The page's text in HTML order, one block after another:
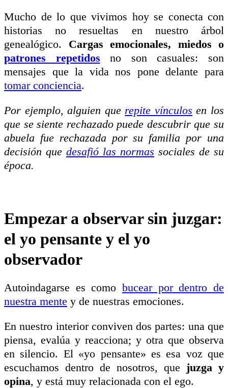
Mucho de lo que vivimos hoy se conecta con
historias no resueltas en nuestro árbol
genealógico. Cargas emocionales, miedos o
patrones repetidos no son casuales: son
mensajes que la vida nos pone delante para
tomar conciencia.
Por ejemplo, alguien que repite vínculos en los
que se siente rechazado puede descubrir que su
abuela fue rechazada por su familia por una
decisión que desafió las normas sociales de su
época.
Empezar a observar sin juzgar:
el yo pensante y el yo
observador
Autoindagarse es como bucear por dentro de
nuestra mente y de nuestras emociones.
En nuestro interior conviven dos partes: una que
piensa, evalúa y reacciona; y otra que observa
en silencio. El «yo pensante» es esa voz que
escuchamos dentro de nosotros, que juzga y
opina, y está muy relacionada con el ego.